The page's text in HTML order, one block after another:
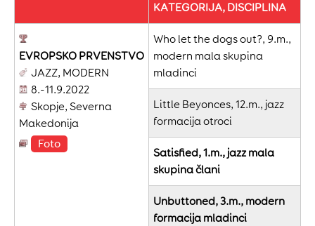
KATEGORIJA, DISCIPLINA
EVROPSKO PRVENSTVO
JAZZ, MODERN
8.-11.9.2022
Skopje, Severna
Makedonija
Foto
Who let the dogs out?, 9.m.,
modern mala skupina
mladinci
Little Beyonces, 12.m., jazz
formacija otroci
Satisfied, 1.m., jazz mala
skupina člani
Unbuttoned, 3.m., modern
formacija mladinci